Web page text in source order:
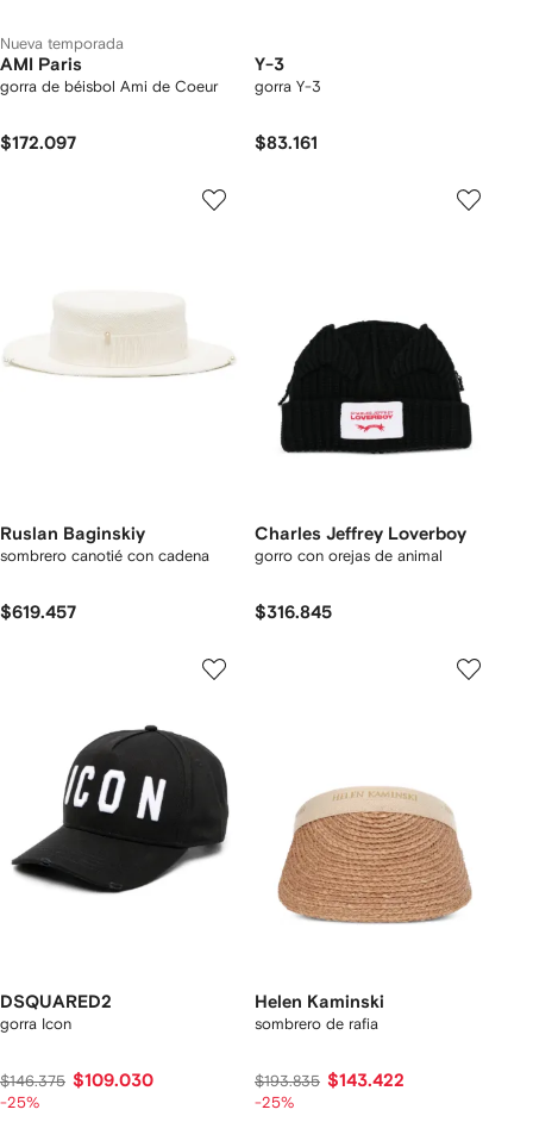
Nueva temporada
AMI Paris
gorra de béisbol Ami de Coeur
$172.097
Y-3
gorra Y-3
$83.161
Ruslan Baginskiy
sombrero canotié con cadena
$619.457
Charles Jeffrey Loverboy
gorro con orejas de animal
$316.845
DSQUARED2
gorra Icon
$146.375 $109.030
-25%
Helen Kaminski
sombrero de rafia
$193.835 $143.422
-25%